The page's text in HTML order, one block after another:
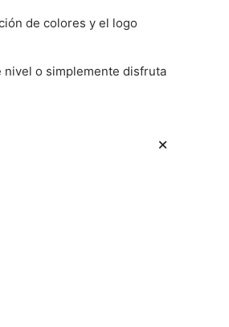
de colores y el logo
nivel o simplemente disfruta